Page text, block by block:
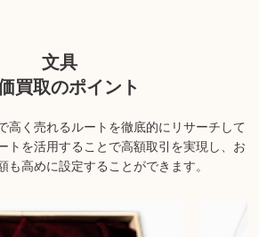
お問い合わせください。
文具
買取のポイント
高く売れるルートを徹底的にリサーチして
トを活用することで高額取引を実現し、お
も高めに設定することができます。